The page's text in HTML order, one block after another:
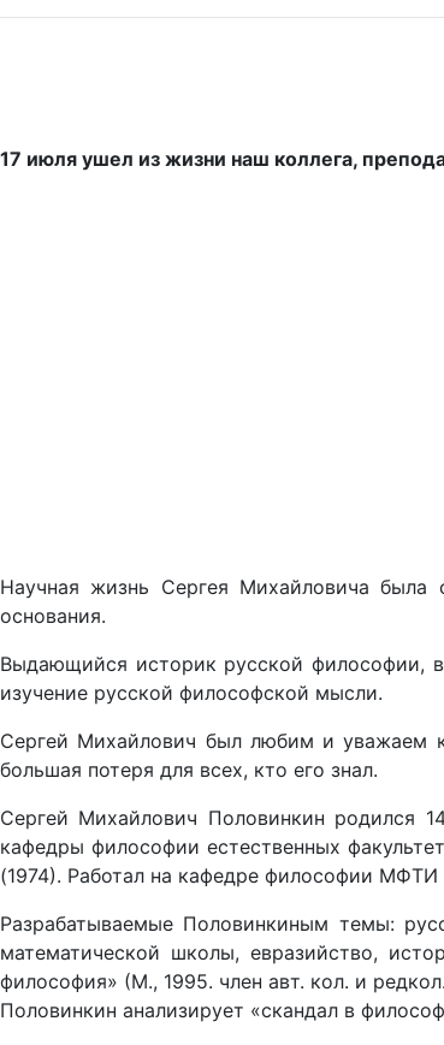
17 июля ушел из жизни наш коллега,
Научная жизнь Сергея Михайловича была
основания.
Выдающийся историк русской философии,
изучение русской философской мысли.
Сергей Михайлович был любим и уважаем
большая потеря для всех, кто его знал.
Сергей Михайлович Половинкин родился
кафедры философии естественных
(1974). Работал на кафедре философии
Разрабатываемые Половинкиным темы:
математической школы, евразийство,
философия» (М., 1995. член авт. кол. и
Половинкин анализирует «скандал в